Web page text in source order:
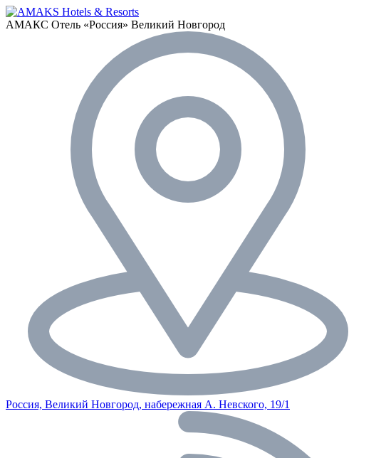
АМАКС Отель «‎Россия» Великий Новгород
Россия, Великий Новгород, набережная А. Невского, 19/1